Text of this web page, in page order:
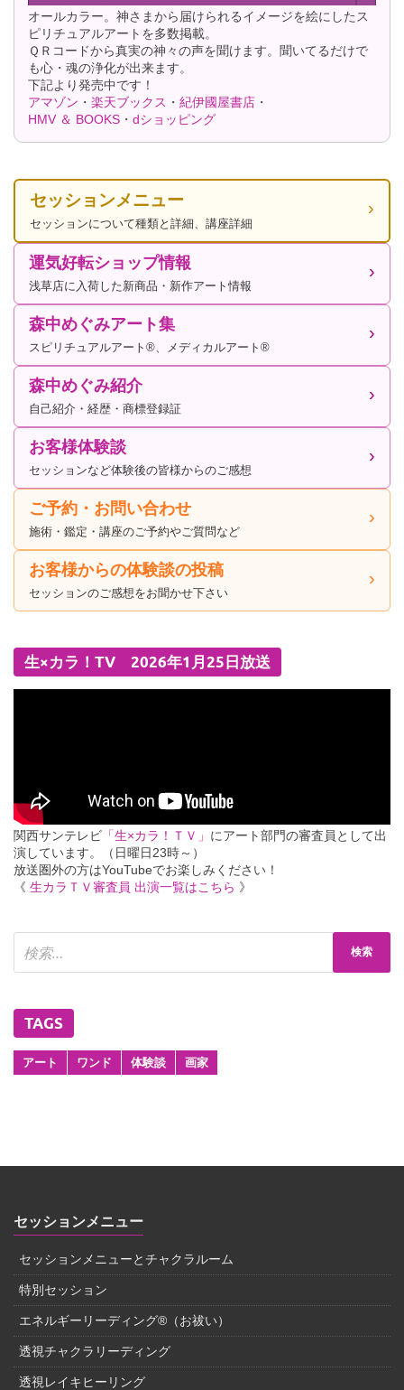
オールカラー。神さまから届けられるイメージを絵にしたス
ピリチュアルアートを多数掲載。
ＱＲコードから真実の神々の声を聞けます。聞いてるだけで
も心・魂の浄化が出来ます。
下記より発売中です！
アマゾン ・ 楽天ブックス ・ 紀伊國屋書店 ・
HMV ＆ BOOKS ・ dショッピング
セッションメニュー
セッションについて種類と詳細、講座詳細
運気好転ショップ情報
浅草店に入荷した新商品・新作アート情報
森中めぐみアート集
スピリチュアルアート®、メディカルアート®
森中めぐみ紹介
自己紹介・経歴・商標登録証
お客様体験談
セッションなど体験後の皆様からのご感想
ご予約・お問い合わせ
施術・鑑定・講座のご予約やご質問など
お客様からの体験談の投稿
セッションのご感想をお聞かせ下さい
生×カラ！TV 2026年1月25日放送
関西サンテレビ 「生×カラ！ＴＶ」 にアート部門の審査員として出
演しています。（日曜日23時～）
放送圏外の方はYouTubeでお楽しみください！
《 生カラＴＶ審査員 出演一覧はこちら 》
TAGS
アート ワンド 体験談 画家
セッションメニュー
セッションメニューとチャクラルーム
特別セッション
エネルギーリーディング®（お祓い）
透視チャクラリーディング
透視レイキヒーリング